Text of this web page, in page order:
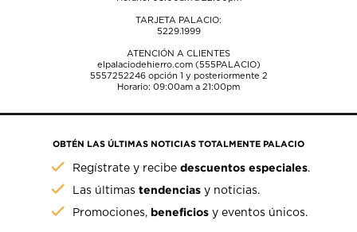
TARJETA PALACIO:
5229.1999
ATENCIÓN A CLIENTES
elpalaciodehierro.com (555PALACIO)
5557252246opción 1 y posteriormente 2
Horario: 09:00am a 21:00pm
OBTÉN LAS ÚLTIMAS NOTICIAS TOTALMENTE PALACIO
Regístrate y recibedescuentos especiales.
Las últimastendencias y noticias.
Promociones, beneficios y eventos únicos.